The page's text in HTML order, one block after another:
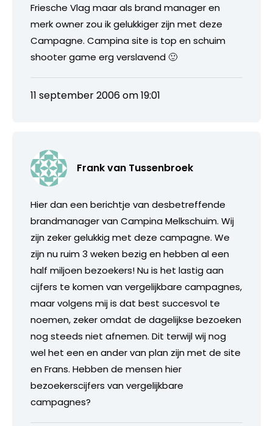
Friesche Vlag maar als brand manager en
merk owner zou ik gelukkiger zijn met deze
Campagne. Campina site is top en schuim
shooter game erg verslavend 🙂
11 september 2006 om 19:01
Frank van Tussenbroek
Hier dan een berichtje van desbetreffende
brandmanager van Campina Melkschuim. Wij
zijn zeker gelukkig met deze campagne. We
zijn nu ruim 3 weken bezig en hebben al een
half miljoen bezoekers! Nu is het lastig aan
cijfers te komen van vergelijkbare campagnes,
maar volgens mij is dat best succesvol te
noemen, zeker omdat de dagelijkse bezoeken
nog steeds niet afnemen. Dit terwijl wij nog
wel het een en ander van plan zijn met de site
en Frans. Hebben de mensen hier
bezoekerscijfers van vergelijkbare
campagnes?